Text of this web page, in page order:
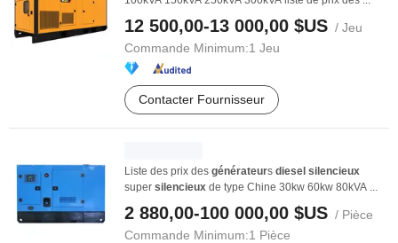
12 500,00-13 000,00 $US / Jeu
Commande Minimum:1 Jeu
Contacter Fournisseur
Liste des prix des générateurs diesel silencieux
super silencieux de type Chine 30kw 60kw 80kVA ...
2 880,00-100 000,00 $US / Pièce
Commande Minimum:1 Pièce